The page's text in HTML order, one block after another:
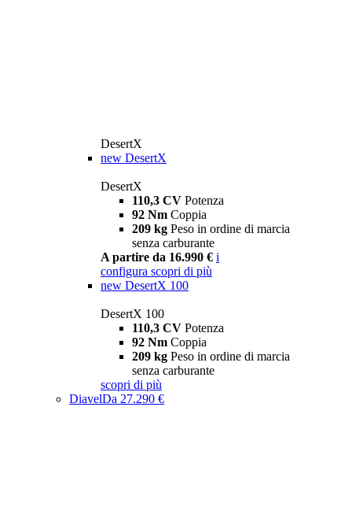
DesertX
new DesertX
DesertX
110,3 CV Potenza
92 Nm Coppia
209 kg Peso in ordine di marcia
senza carburante
A partire da 16.990 € i
configura scopri di più
new DesertX 100
DesertX 100
110,3 CV Potenza
92 Nm Coppia
209 kg Peso in ordine di marcia
senza carburante
scopri di più
DiavelDa 27.290 €